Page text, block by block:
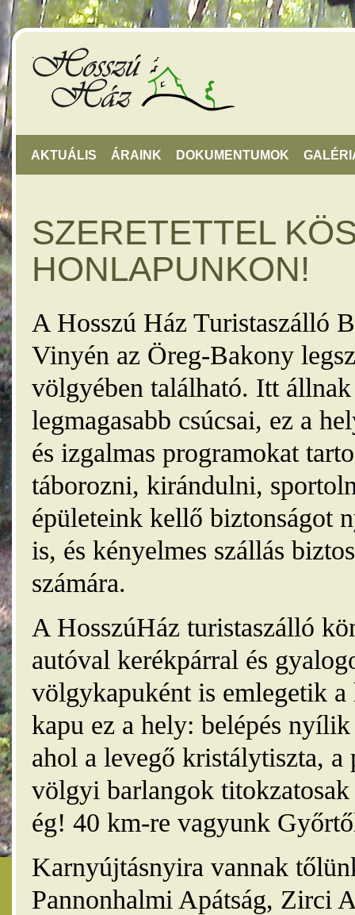
AKTUÁLIS ÁRAINK DOKUMENTUMOK
SZERETETTEL
HONLAPUNKON!
A Hosszú Ház Turistaszálló
Vinyén az Öreg-Bakony
völgyében található. Itt
legmagasabb csúcsai, ez a
és izgalmas programokat
táborozni, kirándulni,
épületeink kellő biztonságot
is, és kényelmes szállás
számára.
A HosszúHáz turistaszálló
autóval kerékpárral és
völgykapuként is emlegetik
kapu ez a hely: belépés
ahol a levegő kristálytiszta, a
völgyi barlangok
ég! 40 km-re vagyunk
Karnyújtásnyira vannak
Pannonhalmi Apátság, Zirci